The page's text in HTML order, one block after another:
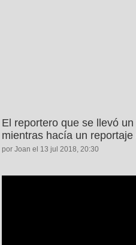
El reportero que se llevó
mientras hacía un
por Joan el 13 jul 2018, 20:30